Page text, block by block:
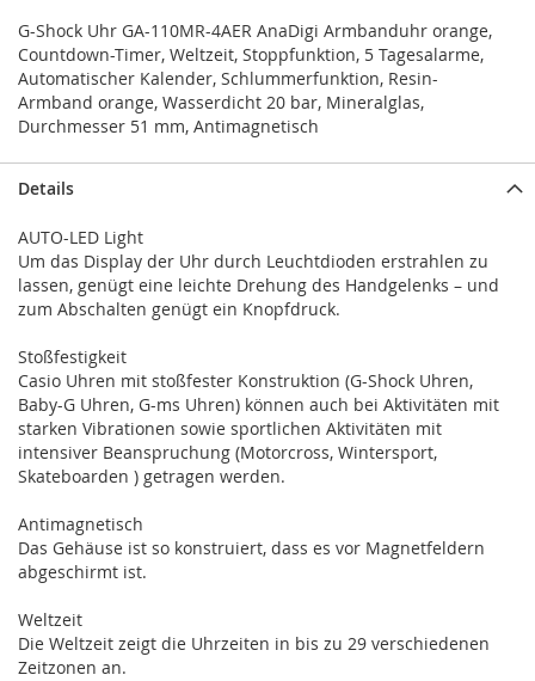
G-Shock Uhr GA-110MR-4AER AnaDigi Armbanduhr orange,
Countdown-Timer, Weltzeit, Stoppfunktion, 5 Tagesalarme,
Automatischer Kalender, Schlummerfunktion, Resin-
Armband orange, Wasserdicht 20 bar, Mineralglas,
Durchmesser 51 mm, Antimagnetisch
Details
AUTO-LED Light
Um das Display der Uhr durch Leuchtdioden erstrahlen zu
lassen, genügt eine leichte Drehung des Handgelenks – und
zum Abschalten genügt ein Knopfdruck.
Stoßfestigkeit
Casio Uhren mit stoßfester Konstruktion (G-Shock Uhren,
Baby-G Uhren, G-ms Uhren) können auch bei Aktivitäten mit
starken Vibrationen sowie sportlichen Aktivitäten mit
intensiver Beanspruchung (Motorcross, Wintersport,
Skateboarden ) getragen werden.
Antimagnetisch
Das Gehäuse ist so konstruiert, dass es vor Magnetfeldern
abgeschirmt ist.
Weltzeit
Die Weltzeit zeigt die Uhrzeiten in bis zu 29 verschiedenen
Zeitzonen an.